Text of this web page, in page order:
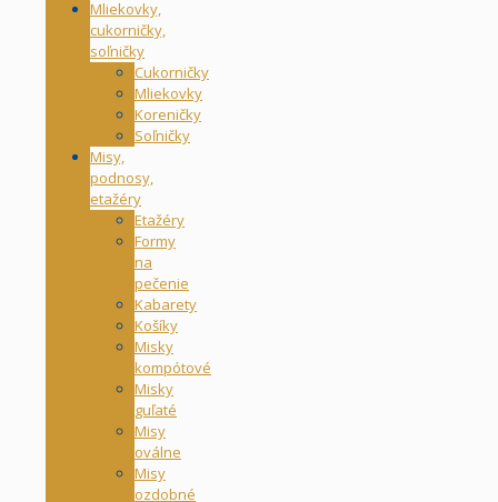
Mliekovky,
cukorničky,
soľničky
Cukorničky
Mliekovky
Koreničky
Soľničky
Misy,
podnosy,
etažéry
Etažéry
Formy
na
pečenie
Kabarety
Košíky
Misky
kompótové
Misky
guľaté
Misy
oválne
Misy
ozdobné